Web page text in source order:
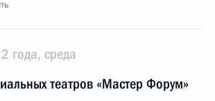
года, среда
театров «Мастер Форум»